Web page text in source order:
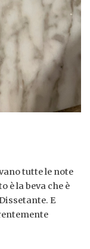
tutte le note
è la beva che è
E